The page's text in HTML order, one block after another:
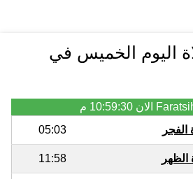
اليوم الخميس في
10:59:30 م
05:03
11:58